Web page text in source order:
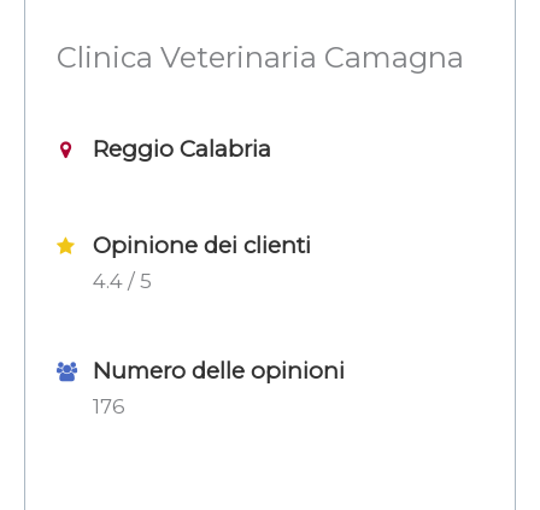
Clinica Veterinaria Camagna
Reggio Calabria
Opinione dei clienti
4.4 / 5
Numero delle opinioni
176